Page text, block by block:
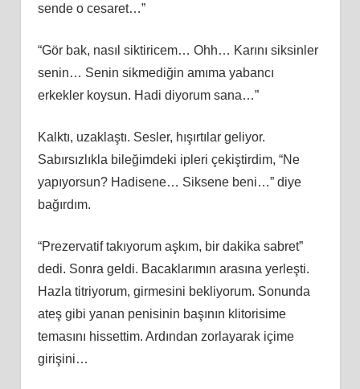
sende o cesaret…”
“Gör bak, nasıl siktiricem… Ohh… Karını siksinler
senin… Senin sikmediğin amıma yabancı
erkekler koysun. Hadi diyorum sana…”
Kalktı, uzaklaştı. Sesler, hışırtılar geliyor.
Sabırsızlıkla bileğimdeki ipleri çekiştirdim, “Ne
yapıyorsun? Hadisene… Siksene beni…” diye
bağırdım.
“Prezervatif takıyorum aşkım, bir dakika sabret”
dedi. Sonra geldi. Bacaklarımın arasına yerleşti.
Hazla titriyorum, girmesini bekliyorum. Sonunda
ateş gibi yanan penisinin başının klitorisime
temasını hissettim. Ardından zorlayarak içime
girişini…